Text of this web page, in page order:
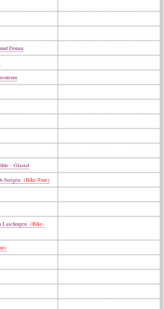
Donau
- Glastal
Steigen (Bike-Tour)
Laichingen (Bike-